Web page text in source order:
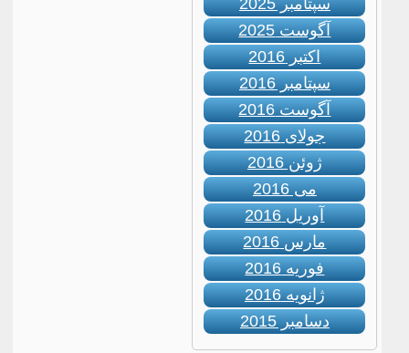
آگوست 2025
اکتبر 2016
سپتامبر 2016
آگوست 2016
جولای 2016
ژوئن 2016
می 2016
آوریل 2016
مارس 2016
فوریه 2016
ژانویه 2016
دسامبر 2015